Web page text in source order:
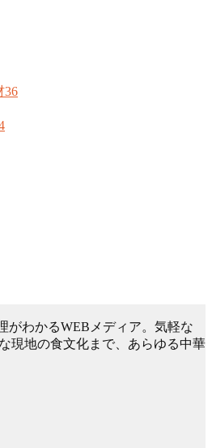
36
がわかるWEBメディア。気軽な
現地の食文化まで、あらゆる中華